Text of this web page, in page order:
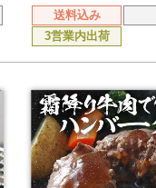
送料込み
3営業内出荷